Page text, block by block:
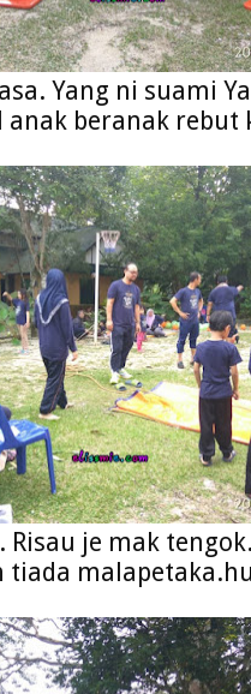
Yang ni suami
anak beranak rebut
je mak
tiada